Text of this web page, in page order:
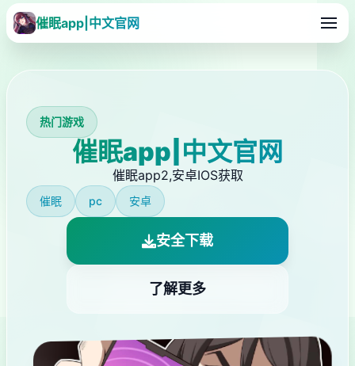
催眠app|中文官网
热门游戏
催眠app|中文官网
催眠app2,安卓IOS获取
催眠 pc 安卓
安全下载
了解更多